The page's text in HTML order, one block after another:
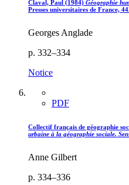
Claval, Paul (1984) Géographie
Presses universitaires de France,
Georges Anglade
p. 332–334
Notice
PDF
Collectif français de géographie
urbaine à la géographie sociale.
Anne Gilbert
p. 334–336